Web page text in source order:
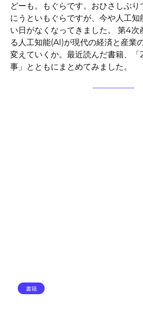
どーも。もぐらです。おひさしぶ
にうといもぐらですが、今や人工
い日がなくなってきました。 第4次
る人工知能(AI)が現代の経済と産業
変えていくか。最近読んだ書籍、
事」とともにまとめてみました。
書籍